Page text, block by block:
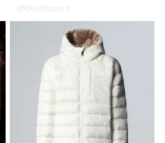
@dealmoon.fr